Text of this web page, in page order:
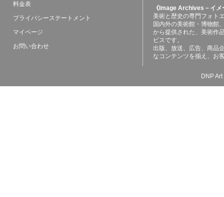
料金表
プライバシーステートメント
マイページ
お問い合わせ
《Image Archives－イ
美術と歴史の専門フォト
国内外の美術館・博物館
から提供された、美術作
ビスです。
出版、放送、広告、商品
なコンテンツを揃え、お
DNP